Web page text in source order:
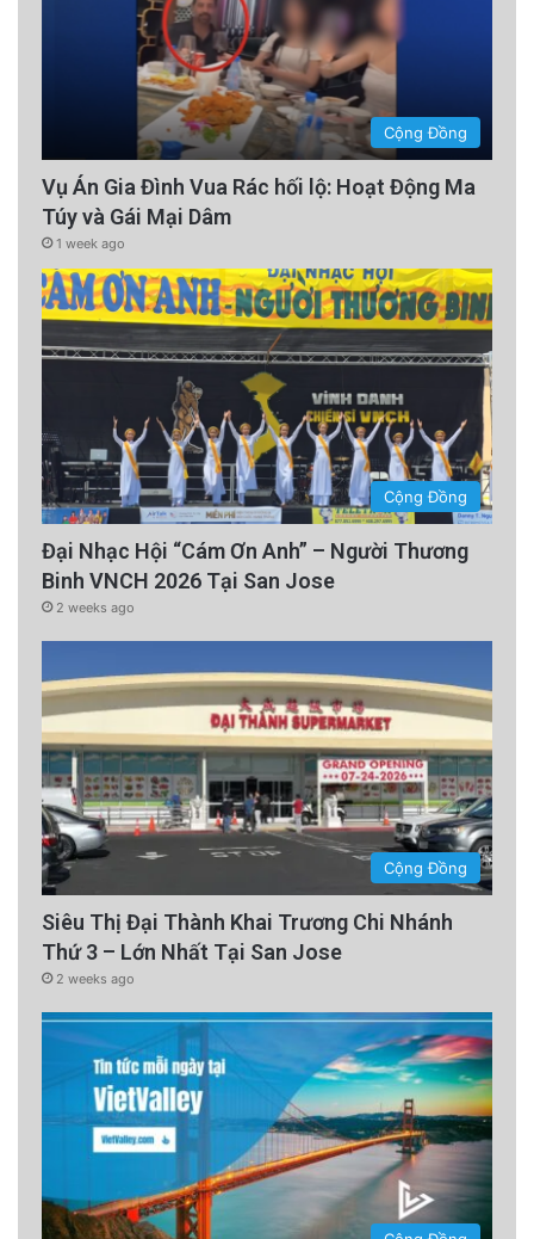
Cộng Đồng
Vụ Án Gia Đình Vua Rác hối lộ: Hoạt Động Ma
Túy và Gái Mại Dâm
1 week ago
Cộng Đồng
Đại Nhạc Hội “Cám Ơn Anh” – Người Thương
Binh VNCH 2026 Tại San Jose
2 weeks ago
Cộng Đồng
Siêu Thị Đại Thành Khai Trương Chi Nhánh
Thứ 3 – Lớn Nhất Tại San Jose
2 weeks ago